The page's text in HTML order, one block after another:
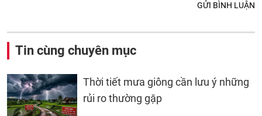
GỬI BÌNH LUẬN
Tin cùng chuyên mục
Thời tiết mưa giông cần lưu ý những
rủi ro thường gặp